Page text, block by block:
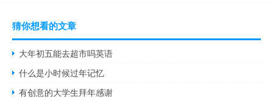
猜你想看的文章
大年初五能去超市吗英语
什么是小时候过年记忆
有创意的大学生拜年感谢